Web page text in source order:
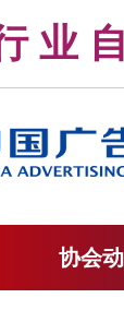
行
协会